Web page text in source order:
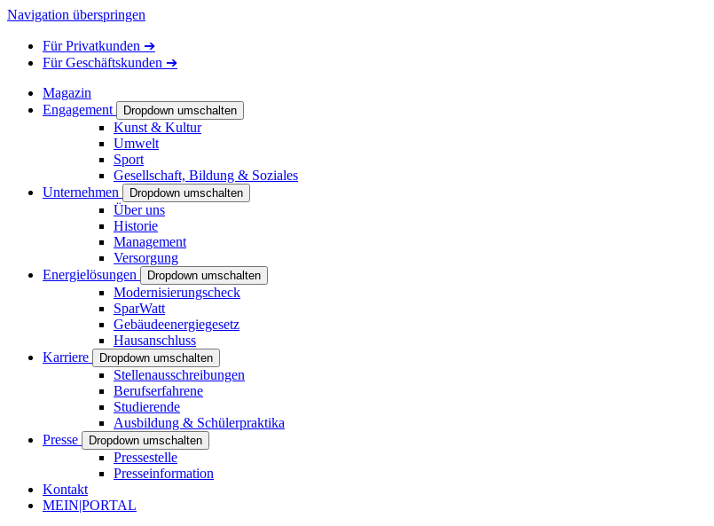
Navigation überspringen
FürPrivatkunden ➔
FürGeschäftskunden ➔
Magazin
Engagement
Dropdown umschalten
Kunst & Kultur
Umwelt
Sport
Gesellschaft, Bildung & Soziales
Unternehmen
Dropdown umschalten
Über uns
Historie
Management
Versorgung
Energielösungen
Dropdown umschalten
Modernisierungscheck
SparWatt
Gebäudeenergiegesetz
Hausanschluss
Karriere
Dropdown umschalten
Stellenausschreibungen
Berufserfahrene
Studierende
Ausbildung & Schülerpraktika
Presse
Dropdown umschalten
Pressestelle
Presseinformation
Kontakt
MEIN|PORTAL